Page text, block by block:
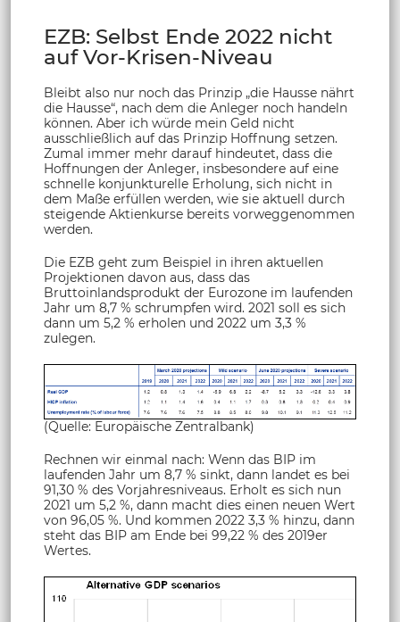
EZB: Selbst Ende 2022 nicht
auf Vor-Krisen-Niveau
Bleibt also nur noch das Prinzip „die Hausse nährt
die Hausse“, nach dem die Anleger noch handeln
können. Aber ich würde mein Geld nicht
ausschließlich auf das Prinzip Hoffnung setzen.
Zumal immer mehr darauf hindeutet, dass die
Hoffnungen der Anleger, insbesondere auf eine
schnelle konjunkturelle Erholung, sich nicht in
dem Maße erfüllen werden, wie sie aktuell durch
steigende Aktienkurse bereits vorweggenommen
werden.
Die EZB geht zum Beispiel in ihren aktuellen
Projektionen davon aus, dass das
Bruttoinlandsprodukt der Eurozone im laufenden
Jahr um 8,7 % schrumpfen wird. 2021 soll es sich
dann um 5,2 % erholen und 2022 um 3,3 %
zulegen.
(Quelle: Europäische Zentralbank)
Rechnen wir einmal nach: Wenn das BIP im
laufenden Jahr um 8,7 % sinkt, dann landet es bei
91,30 % des Vorjahresniveaus. Erholt es sich nun
2021 um 5,2 %, dann macht dies einen neuen Wert
von 96,05 %. Und kommen 2022 3,3 % hinzu, dann
steht das BIP am Ende bei 99,22 % des 2019er
Wertes.